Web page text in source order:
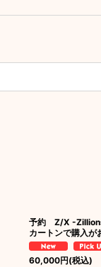
予約 Z/X -Zillions
カートンで購入が
60,000円(税込)